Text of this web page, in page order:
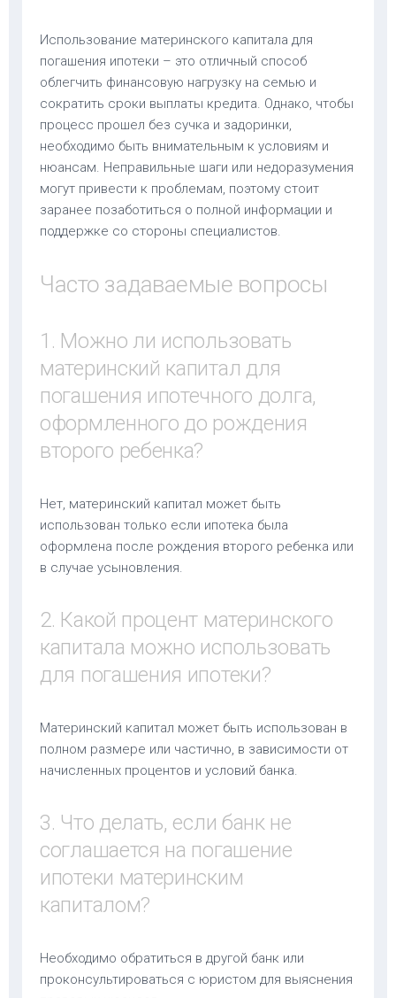
Использование материнского капитала для
погашения ипотеки – это отличный способ
облегчить финансовую нагрузку на семью и
сократить сроки выплаты кредита. Однако, чтобы
процесс прошел без сучка и задоринки,
необходимо быть внимательным к условиям и
нюансам. Неправильные шаги или недоразумения
могут привести к проблемам, поэтому стоит
заранее позаботиться о полной информации и
поддержке со стороны специалистов.
Часто задаваемые вопросы
1. Можно ли использовать
материнский капитал для
погашения ипотечного долга,
оформленного до рождения
второго ребенка?
Нет, материнский капитал может быть
использован только если ипотека была
оформлена после рождения второго ребенка или
в случае усыновления.
2. Какой процент материнского
капитала можно использовать
для погашения ипотеки?
Материнский капитал может быть использован в
полном размере или частично, в зависимости от
начисленных процентов и условий банка.
3. Что делать, если банк не
соглашается на погашение
ипотеки материнским
капиталом?
Необходимо обратиться в другой банк или
проконсультироваться с юристом для выяснения